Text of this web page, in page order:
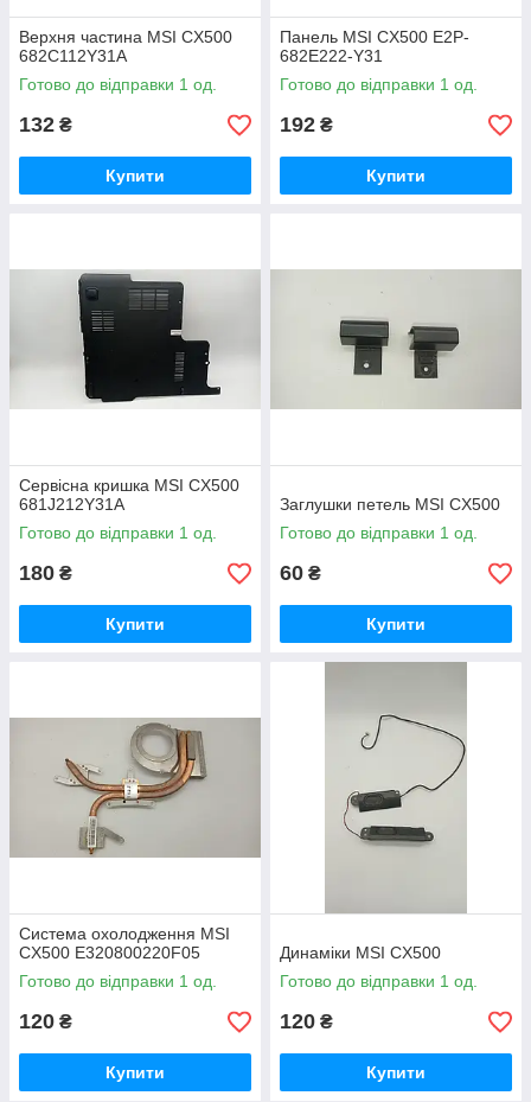
Верхня частина MSI CX500
682С112Y31A
Готово до відправки 1 од.
132 ₴
Купити
Панель MSI CX500 E2P-
682E222-Y31
Готово до відправки 1 од.
192 ₴
Купити
Сервісна кришка MSI CX500
681J212Y31A
Готово до відправки 1 од.
180 ₴
Купити
Заглушки петель MSI CX500
Готово до відправки 1 од.
60 ₴
Купити
Система охолодження MSI
CX500 E320800220F05
Готово до відправки 1 од.
120 ₴
Купити
Динаміки MSI CX500
Готово до відправки 1 од.
120 ₴
Купити